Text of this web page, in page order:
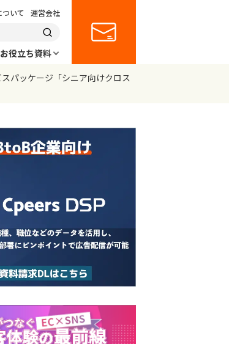
ついて 運営会社
お役立ち資料
パッケージ「シニア向けクロス